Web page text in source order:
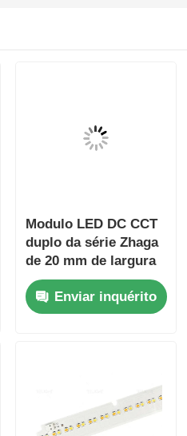
Modulo LED DC CCT
duplo da série Zhaga
de 20 mm de largura
e alta eficiência de
120lm/WEnviar inquérito